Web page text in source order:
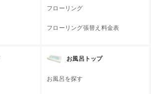
フローリング
フローリング張替え料金表
お風呂トップ
お風呂を探す